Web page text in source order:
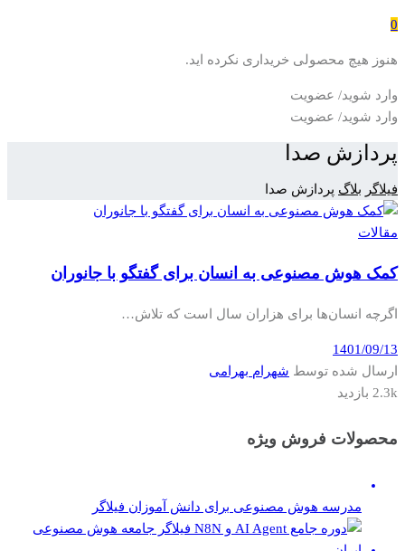
0
هنوز هیچ محصولی خریداری نکرده اید.
وارد شوید/ عضویت
وارد شوید/ عضویت
پردازش صدا
فیلاگر بلاگ پردازش صدا
مقالات
کمک هوش مصنوعی به انسان برای گفتگو با جانوران
اگرچه انسان‌ها برای هزاران سال است که تلاش…
1401/09/13
ارسال شده توسط شهرام بهرامی
2.3k بازدید
محصولات فروش ویژه
مدرسه هوش مصنوعی برای دانش آموزان فیلاگر